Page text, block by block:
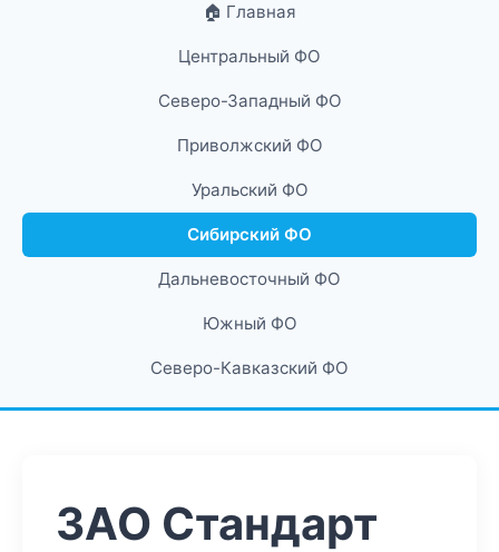
🏠 Главная
Центральный ФО
Северо-Западный ФО
Приволжский ФО
Уральский ФО
Сибирский ФО
Дальневосточный ФО
Южный ФО
Северо-Кавказский ФО
ЗАО Стандарт